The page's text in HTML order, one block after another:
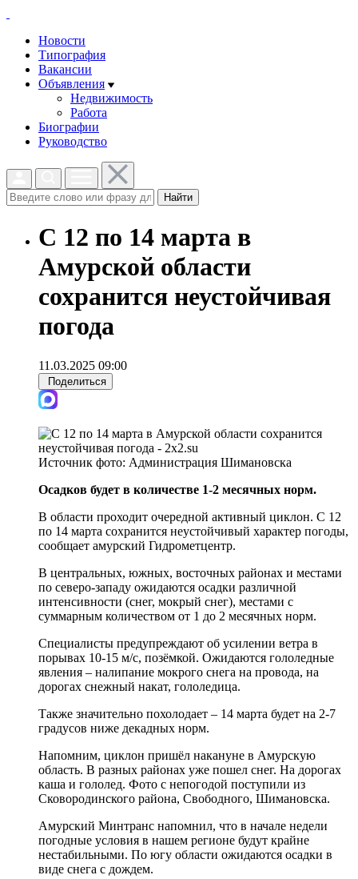
Новости
Типография
Вакансии
Объявления
Недвижимость
Работа
Биографии
Руководство
Найти
С 12 по 14 марта в
Амурской области
сохранится неустойчивая
погода
11.03.2025 09:00
Поделиться
Источник фото: Администрация Шимановска
Осадков будет в количестве 1-2 месячных норм.
В области проходит очередной активный циклон. С 12
по 14 марта сохранится неустойчивый характер погоды,
сообщает амурский Гидрометцентр.
В центральных, южных, восточных районах и местами
по северо-западу ожидаются осадки различной
интенсивности (снег, мокрый снег), местами с
суммарным количеством от 1 до 2 месячных норм.
Специалисты предупреждают об усилении ветра в
порывах 10-15 м/с, позёмкой. Ожидаются гололедные
явления – налипание мокрого снега на провода, на
дорогах снежный накат, гололедица.
Также значительно похолодает – 14 марта будет на 2-7
градусов ниже декадных норм.
Напомним, циклон пришёл накануне в Амурскую
область. В разных районах уже пошел снег. На дорогах
каша и гололед. Фото с непогодой поступили из
Сковородинского района, Свободного, Шимановска.
Амурский Минтранс напомнил, что в начале недели
погодные условия в нашем регионе будут крайне
нестабильными. По югу области ожидаются осадки в
виде снега с дождем.